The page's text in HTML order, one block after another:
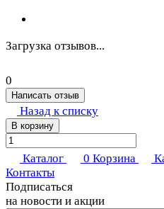
Загрузка отзывов...
0
Написать отзыв
Назад к списку
В корзину
Каталог 0 Корзина
Контакты
Подписаться
на новости и акции